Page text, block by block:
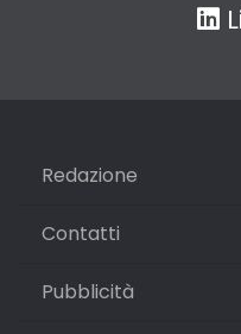
Redazione
Contatti
Pubblicità